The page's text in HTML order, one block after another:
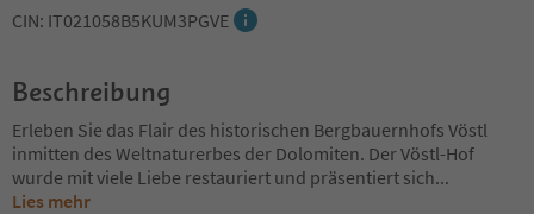
CIN: IT021058B5KUM3PGVE
Beschreibung
Erleben Sie das Flair des historischen Bergbauernhofs Vöstl
inmitten des Weltnaturerbes der Dolomiten. Der Vöstl-Hof
wurde mit viele Liebe restauriert und präsentiert sich...
Lies mehr